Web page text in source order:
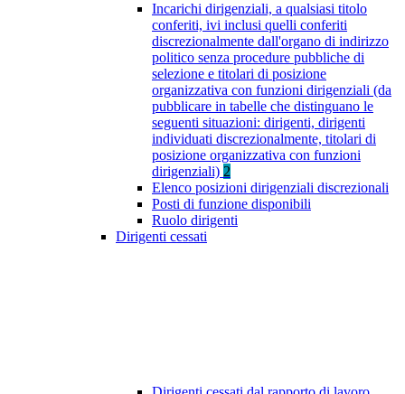
Incarichi dirigenziali, a qualsiasi titolo
conferiti, ivi inclusi quelli conferiti
discrezionalmente dall'organo di indirizzo
politico senza procedure pubbliche di
selezione e titolari di posizione
organizzativa con funzioni dirigenziali (da
pubblicare in tabelle che distinguano le
seguenti situazioni: dirigenti, dirigenti
individuati discrezionalmente, titolari di
posizione organizzativa con funzioni
dirigenziali) 2
Elenco posizioni dirigenziali discrezionali
Posti di funzione disponibili
Ruolo dirigenti
Dirigenti cessati